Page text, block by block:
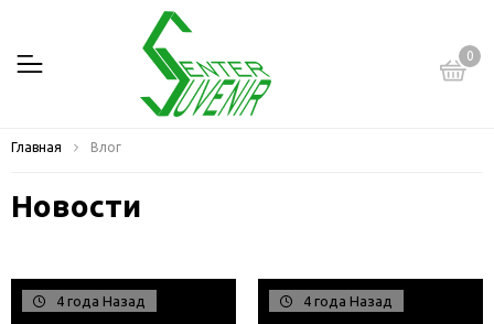
0
Главная Влог
Новости
4 года Назад 4 года Назад